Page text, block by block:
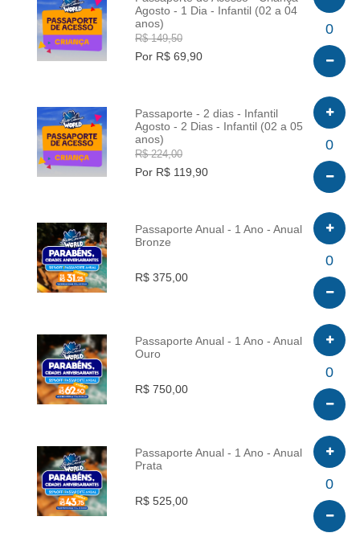
INFO
Agosto - 1 Dia - Infantil (02 a 04
anos)
R$ 149,50
Por R$ 69,90
0
INFO
Passaporte - 2 dias - Infantil
Agosto - 2 Dias - Infantil (02 a 05
anos)
R$ 224,00
Por R$ 119,90
0
INFO
Passaporte Anual - 1 Ano - Anual
Bronze
R$ 375,00
0
INFO
Passaporte Anual - 1 Ano - Anual
Ouro
R$ 750,00
0
INFO
Passaporte Anual - 1 Ano - Anual
Prata
R$ 525,00
0